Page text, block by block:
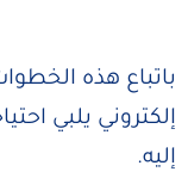
باتباع هذه
إلكتروني يلبي
إليه.